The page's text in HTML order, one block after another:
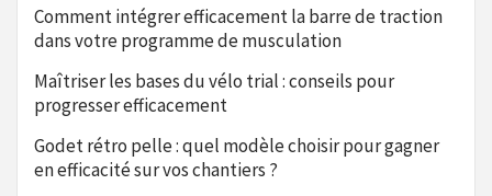
Comment intégrer efficacement la barre de traction
dans votre programme de musculation
Maîtriser les bases du vélo trial : conseils pour
progresser efficacement
Godet rétro pelle : quel modèle choisir pour gagner
en efficacité sur vos chantiers ?